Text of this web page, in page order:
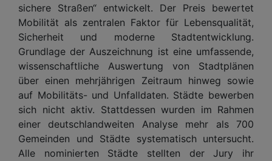
sichere Straßen“ entwickelt. Der Preis bewertet
Mobilität als zentralen Faktor für Lebensqualität,
Sicherheit und moderne Stadtentwicklung.
Grundlage der Auszeichnung ist eine umfassende,
wissenschaftliche Auswertung von Stadtplänen
über einen mehrjährigen Zeitraum hinweg sowie
auf Mobilitäts- und Unfalldaten. Städte bewerben
sich nicht aktiv. Stattdessen wurden im Rahmen
einer deutschlandweiten Analyse mehr als 700
Gemeinden und Städte systematisch untersucht.
Alle nominierten Städte stellten der Jury ihr